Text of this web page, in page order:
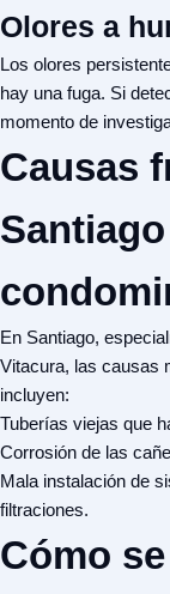
Olores a
Los olores
hay una fuga. Si
momento de
Causas
En Santiago,
Vitacura, las causas
incluyen:
Tuberías viejas que
Corrosión de las
Mala instalación de
filtraciones.
Cómo